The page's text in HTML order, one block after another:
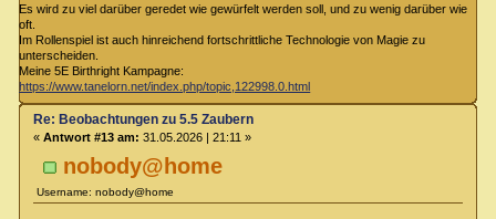
Es wird zu viel darüber geredet wie gewürfelt werden soll, und zu wenig darüber wie
oft.
Im Rollenspiel ist auch hinreichend fortschrittliche Technologie von Magie zu
unterscheiden.
Meine 5E Birthright Kampagne:
https://www.tanelorn.net/index.php/topic,122998.0.html
nobody@home
Username: nobody@home
Re: Beobachtungen zu 5.5 Zaubern
« Antwort #13 am: 31.05.2026 | 21:11 »